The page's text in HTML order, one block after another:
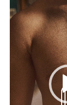
vídeo